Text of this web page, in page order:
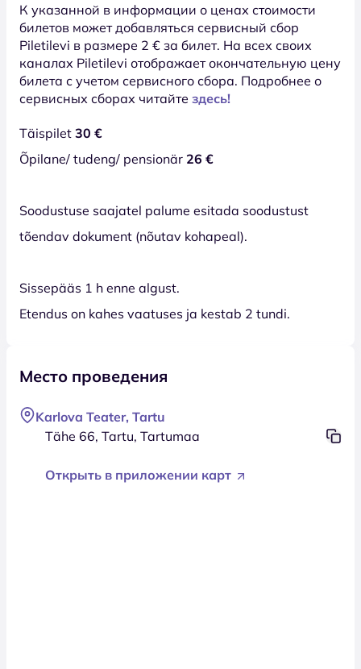
К указанной в информации о ценах стоимости
билетов может добавляться сервисный сбор
Piletilevi в размере 2 € за билет. На всех своих
каналах Piletilevi отображает окончательную цену
билета с учетом сервисного сбора. Подробнее о
сервисных сборах читайте здесь!
Täispilet 30 €
Õpilane/ tudeng/ pensionär 26 €
Soodustuse saajatel palume esitada soodustust
tõendav dokument (nõutav kohapeal).
Sissepääs 1 h enne algust.
Etendus on kahes vaatuses ja kestab 2 tundi.
Место проведения
Karlova Teater, Tartu
Tähe 66, Tartu, Tartumaa
Открыть в приложении карт